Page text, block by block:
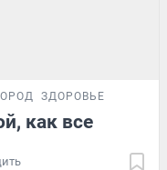
ЗДОРОВЬЕ
как все